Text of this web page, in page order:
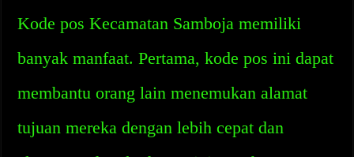
Kode pos Kecamatan Samboja memiliki
banyak manfaat. Pertama, kode pos ini dapat
membantu orang lain menemukan alamat
tujuan mereka dengan lebih cepat dan